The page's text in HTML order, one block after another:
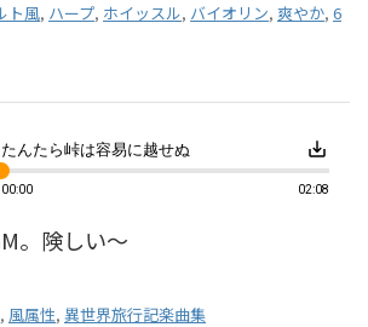
ト風, ハープ, ホイッスル, バイオリン, 爽やか, 6
たんたら峠は容易に越せぬ save_alt
00:00 02:08
。険しい～
, 風属性, 異世界旅行記楽曲集